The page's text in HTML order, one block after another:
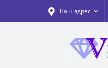
Наш адрес